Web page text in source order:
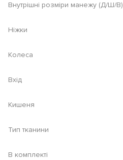
Внутрішні розміри манежу (Д/Ш/В)
Ніжки
Колеса
Вхід
Кишеня
Тип тканини
В комплекті